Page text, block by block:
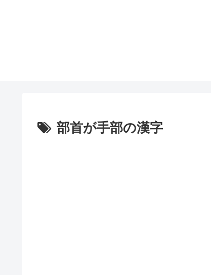
部首が手部の漢字